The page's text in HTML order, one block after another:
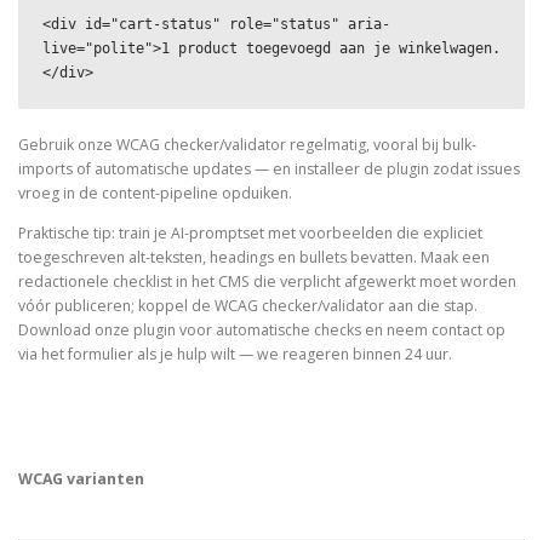
<div id="cart-status" role="status" aria-
live="polite">1 product toegevoegd aan je winkelwagen.
</div>
Gebruik onze WCAG checker/validator regelmatig, vooral bij bulk-
imports of automatische updates — en installeer de plugin zodat issues
vroeg in de content-pipeline opduiken.
Praktische tip: train je AI-promptset met voorbeelden die expliciet
toegeschreven alt-teksten, headings en bullets bevatten. Maak een
redactionele checklist in het CMS die verplicht afgewerkt moet worden
vóór publiceren; koppel de WCAG checker/validator aan die stap.
Download onze plugin voor automatische checks en neem contact op
via het formulier als je hulp wilt — we reageren binnen 24 uur.
WCAG varianten